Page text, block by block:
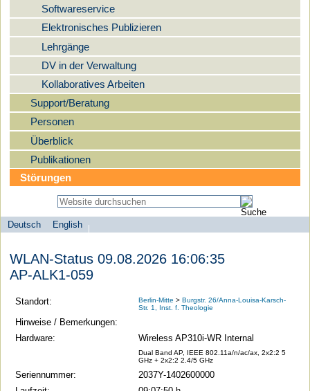
Softwareservice
Elektronisches Publizieren
Lehrgänge
DV in der Verwaltung
Kollaboratives Arbeiten
Support/Beratung
Personen
Überblick
Publikationen
Störungen
Sprachauswahl
Deutsch
English
search-menu
Universität
zu
Berlin
Computer-
WLAN-Status 09.08.2026 16:06:35
AP-ALK1-059
Standort: Berlin-Mitte >Burgstr. 26/Anna-Louisa-Karsch-
Str. 1, Inst. f. Theologie
Hinweise / Bemerkungen:
Hardware:
Wireless AP310i-WR Internal
Dual Band AP, IEEE 802.11a/n/ac/ax, 2x2:2 5
GHz + 2x2:2 2.4/5 GHz
Seriennummer:
2037Y-1402600000